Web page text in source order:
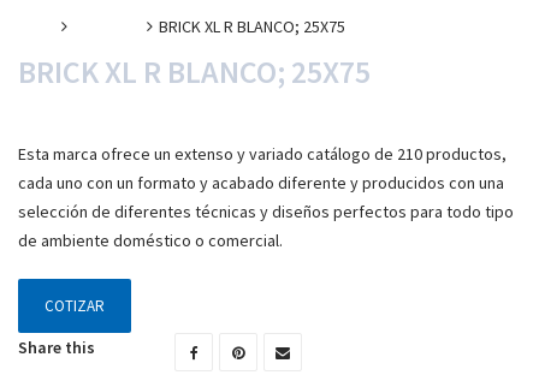
BRICK XL R BLANCO; 25X75
BRICK XL R BLANCO; 25X75
Esta marca ofrece un extenso y variado catálogo de 210 productos,
cada uno con un formato y acabado diferente y producidos con una
selección de diferentes técnicas y diseños perfectos para todo tipo
de ambiente doméstico o comercial.
COTIZAR
Share this